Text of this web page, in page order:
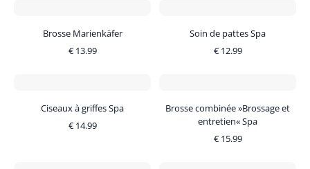
Brosse Marienkäfer
€ 13.99
Soin de pattes Spa
€ 12.99
Ciseaux à griffes Spa
€ 14.99
Brosse combinée »Brossage et
entretien« Spa
€ 15.99